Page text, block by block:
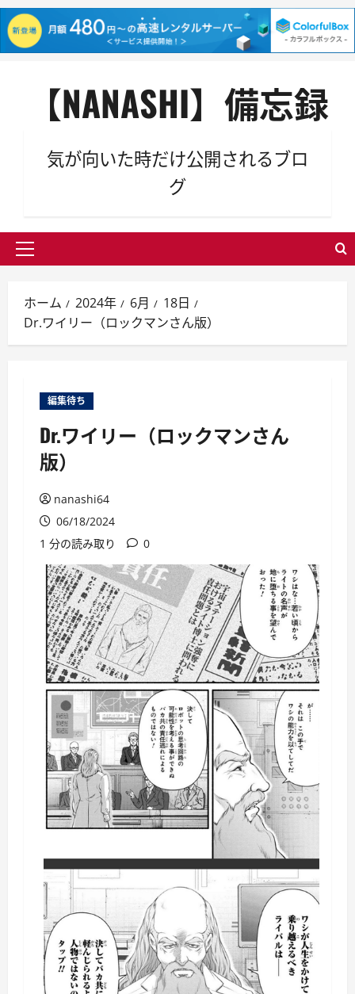
【NANASHI】備忘録
気が向いた時だけ公開されるブロ
グ
メ
ン
メ
ニ
ホーム 2024年 6月
18日
Dr.ワイリー（ロックマンさん版）
編集待ち
Dr.ワイリー（ロックマンさん
版）
nanashi64
06/18/2024
1 分の読み取り
0